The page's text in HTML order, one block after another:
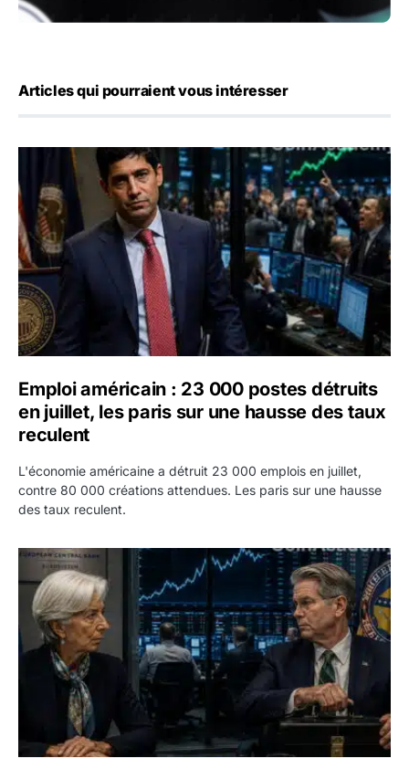
Articles qui pourraient vous intéresser
Emploi américain : 23 000 postes détruits en juillet, les
Emploi américain : 23 000 postes détruits
en juillet, les paris sur une hausse des taux
reculent
L'économie américaine a détruit 23 000 emplois en juillet,
contre 80 000 créations attendues. Les paris sur une hausse
des taux reculent.
Yen : Washington a vendu des euros sans prévenir la